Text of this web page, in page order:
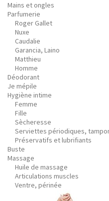
Mains et ongles
Parfumerie
Roger Gallet
Nuxe
Caudalie
Garancia, Laino
Matthieu
Homme
Déodorant
Je mépile
Hygiène intime
Femme
Fille
Sècheresse
Serviettes périodiques,
Préservatifs et lubrifiants
Buste
Massage
Huile de massage
Articulations muscles
Ventre, périnée